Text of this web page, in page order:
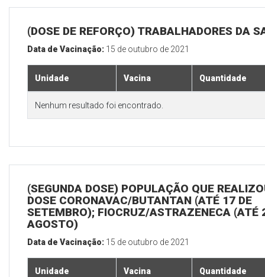
(DOSE DE REFORÇO) TRABALHADORES DA
Data de Vacinação: 15 de outubro de 2021
Unidade Vacina Quantidade
Nenhum resultado foi encontrado.
(SEGUNDA DOSE) POPULAÇÃO QUE
DOSE CORONAVAC/BUTANTAN (ATÉ 17 DE
SETEMBRO); FIOCRUZ/ASTRAZENECA (ATÉ
AGOSTO)
Data de Vacinação: 15 de outubro de 2021
Unidade Vacina Quantidade